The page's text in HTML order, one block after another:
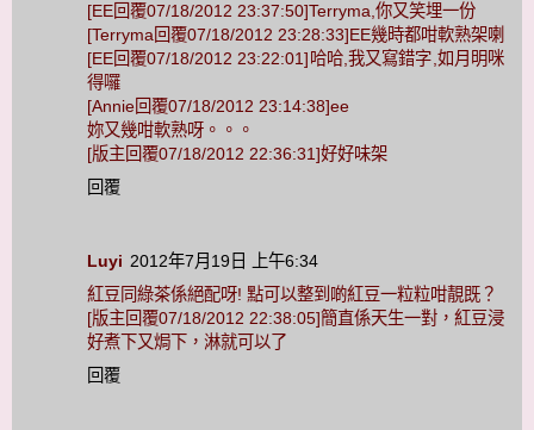
[EE回覆07/18/2012 23:37:50]Terryma,你又笑埋一份
[Terryma回覆07/18/2012 23:28:33]EE幾時都咁軟熟架喇
[EE回覆07/18/2012 23:22:01]哈哈,我又寫錯字,如月明咪
得囉
[Annie回覆07/18/2012 23:14:38]ee
妳又幾咁軟熟呀。。。
[版主回覆07/18/2012 22:36:31]好好味架
回覆
Luyi 2012年7月19日 上午6:34
紅豆同綠茶係絕配呀! 點可以整到啲紅豆一粒粒咁靚既？
[版主回覆07/18/2012 22:38:05]簡直係天生一對，紅豆浸
好煮下又焗下，淋就可以了
回覆